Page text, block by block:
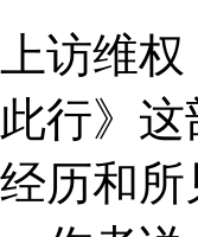
访维
行》
历和